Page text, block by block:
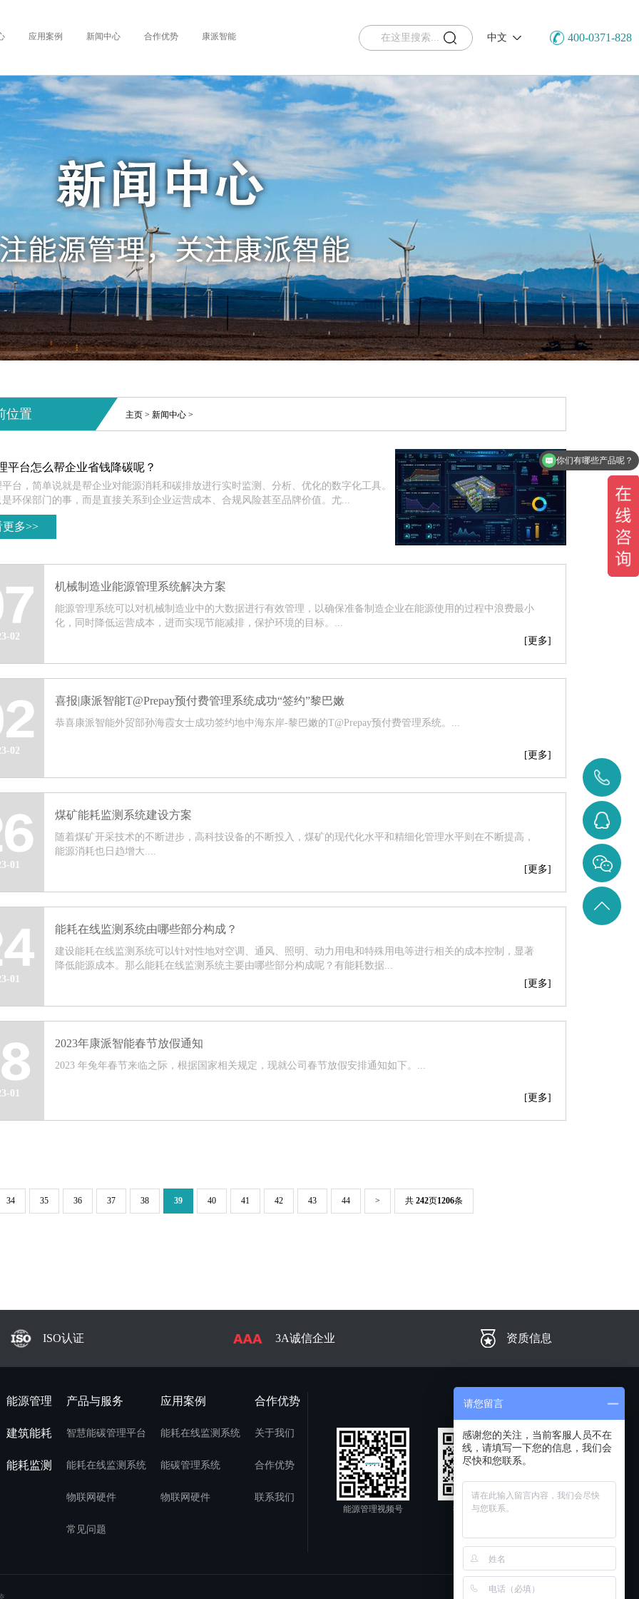
400-
0371-
3284642207
返回
应用案例 新闻中心 合作优势 康派智能 中文 400-0371-828
位置 主页> 新闻中心>
平台怎么帮企业省钱降碳呢？
台，简单说就是帮企业对能源消耗和碳排放进行实时监测、分析、优化的数字化工具。
环保部门的事，而是直接关系到企业运营成本、合规风险甚至品牌价值。尤...
更多>>
02
机械制造业能源管理系统解决方案
能源管理系统可以对机械制造业中的大数据进行有效管理，以确保准备制造企业在能源使用的过程中浪费最小
化，同时降低运营成本，进而实现节能减排，保护环境的目标。...
[更多]
02
喜报|康派智能T@Prepay预付费管理系统成功“签约”黎巴嫩
恭喜康派智能外贸部孙海霞女士成功签约地中海东岸-黎巴嫩的T@Prepay预付费管理系统。...
[更多]
01
煤矿能耗监测系统建设方案
随着煤矿开采技术的不断进步，高科技设备的不断投入，煤矿的现代化水平和精细化管理水平则在不断提高，
能源消耗也日趋增大....
[更多]
01
能耗在线监测系统由哪些部分构成？
建设能耗在线监测系统可以针对性地对空调、通风、照明、动力用电和特殊用电等进行相关的成本控制，显著
降低能源成本。那么能耗在线监测系统主要由哪些部分构成呢？有能耗数据...
[更多]
01
2023年康派智能春节放假通知
2023 年兔年春节来临之际，根据国家相关规定，现就公司春节放假安排通知如下。...
[更多]
34 35 36 37 38 39 40 41 42 43 44 > 共 242页1206条
ISO认证 3A诚信企业 资质信息
能源管理
建筑能耗
能耗监测
产品与服务
智慧能碳管理平台
能耗在线监测系统
物联网硬件
常见问题
应用案例
能耗在线监测系统
能碳管理系统
物联网硬件
合作优势
关于我们
合作优势
联系我们
能源管理视频号 微信公众号
你们有哪些产品呢？
请您留言
感谢您的关注，当前客服人员不在
线，请填写一下您的信息，我们会
尽快和您联系。